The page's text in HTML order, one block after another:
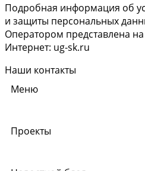
Подробная информация об
и защиты персональных
Оператором представлена
Интернет: ug-sk.ru
Наши контакты
Меню
Проекты